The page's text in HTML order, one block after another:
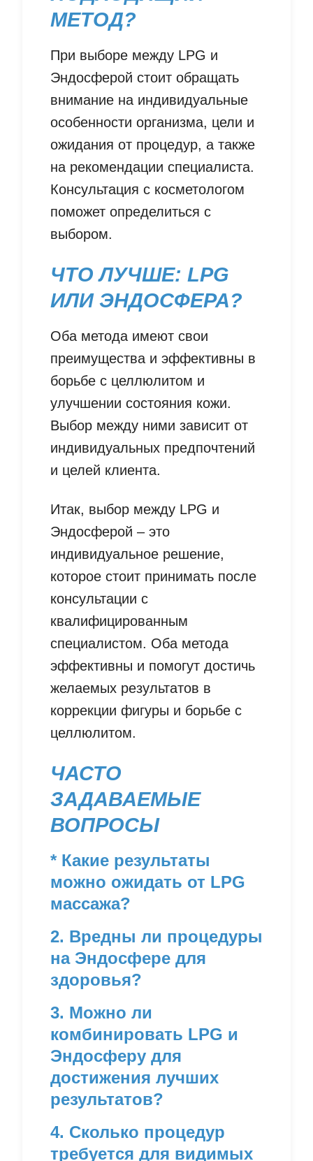
МЕТОД?
При выборе между LPG и
Эндосферой стоит обращать
внимание на индивидуальные
особенности организма, цели и
ожидания от процедур, а также
на рекомендации специалиста.
Консультация с косметологом
поможет определиться с
выбором.
ЧТО ЛУЧШЕ: LPG
ИЛИ ЭНДОСФЕРА?
Оба метода имеют свои
преимущества и эффективны в
борьбе с целлюлитом и
улучшении состояния кожи.
Выбор между ними зависит от
индивидуальных предпочтений
и целей клиента.
Итак, выбор между LPG и
Эндосферой – это
индивидуальное решение,
которое стоит принимать после
консультации с
квалифицированным
специалистом. Оба метода
эффективны и помогут достичь
желаемых результатов в
коррекции фигуры и борьбе с
целлюлитом.
ЧАСТО
ЗАДАВАЕМЫЕ
ВОПРОСЫ
* Какие результаты
можно ожидать от LPG
массажа?
2. Вредны ли процедуры
на Эндосфере для
здоровья?
3. Можно ли
комбинировать LPG и
Эндосферу для
достижения лучших
результатов?
4. Сколько процедур
требуется для видимых